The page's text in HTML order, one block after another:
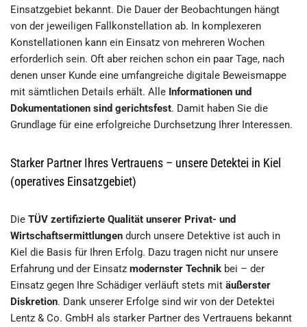
Einsatzgebiet bekannt. Die Dauer der Beobachtungen hängt
von der jeweiligen Fallkonstellation ab. In komplexeren
Konstellationen kann ein Einsatz von mehreren Wochen
erforderlich sein. Oft aber reichen schon ein paar Tage, nach
denen unser Kunde eine umfangreiche digitale Beweismappe
mit sämtlichen Details erhält. Alle Informationen und
Dokumentationen sind gerichtsfest. Damit haben Sie die
Grundlage für eine erfolgreiche Durchsetzung Ihrer Interessen.
Starker Partner Ihres Vertrauens – unsere Detektei in Kiel
(operatives Einsatzgebiet)
Die TÜV zertifizierte Qualität unserer Privat- und
Wirtschaftsermittlungen durch unsere Detektive ist auch in
Kiel die Basis für Ihren Erfolg. Dazu tragen nicht nur unsere
Erfahrung und der Einsatz modernster Technik bei – der
Einsatz gegen Ihre Schädiger verläuft stets mit äußerster
Diskretion. Dank unserer Erfolge sind wir von der Detektei
Lentz & Co. GmbH als starker Partner des Vertrauens bekannt